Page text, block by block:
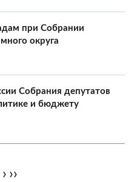
при Собрании
округа
Собрания депутатов
и бюджету
› ››